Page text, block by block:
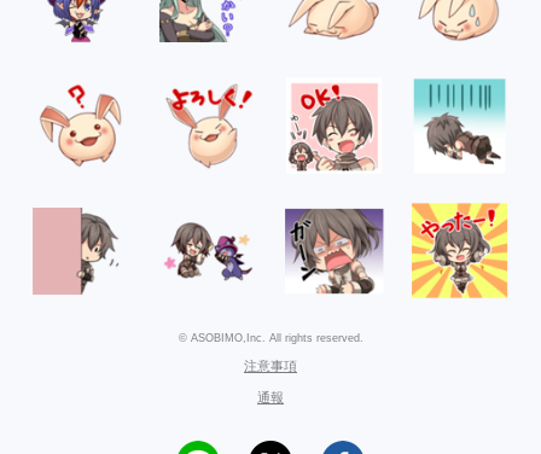
© ASOBIMO,Inc. All rights reserved.
注意事項
通報